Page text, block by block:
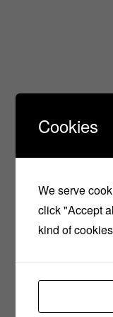
Cookies
We serve
click "Accept
kind of